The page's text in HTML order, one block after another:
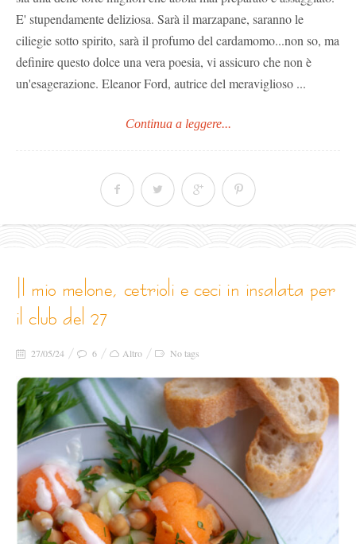
E' stupendamente deliziosa. Sarà il marzapane, saranno le
ciliegie sotto spirito, sarà il profumo del cardamomo...non so, ma
definire questo dolce una vera poesia, vi assicuro che non è
un'esagerazione. Eleanor Ford, autrice del meraviglioso ...
Continua a leggere...
il mio melone, cetrioli e ceci in insalata per
il club del 27
27/05/24 6 Altro No tags